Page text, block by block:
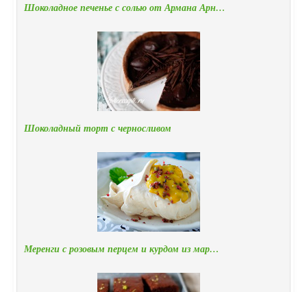
Шоколадное печенье с солью от Армана Арн…
Шоколадный торт с черносливом
Меренги с розовым перцем и курдом из мар…